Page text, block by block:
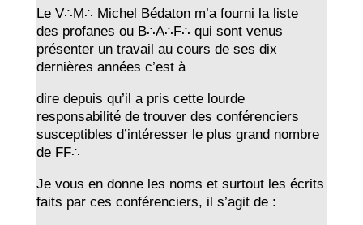
Le V∴M∴ Michel Bédaton m’a fourni la liste
des profanes ou B∴A∴F∴ qui sont venus
présenter un travail au cours de ses dix
dernières années c’est à
dire depuis qu’il a pris cette lourde
responsabilité de trouver des conférenciers
susceptibles d’intéresser le plus grand nombre
de FF∴
Je vous en donne les noms et surtout les écrits
faits par ces conférenciers, il s’agit de :